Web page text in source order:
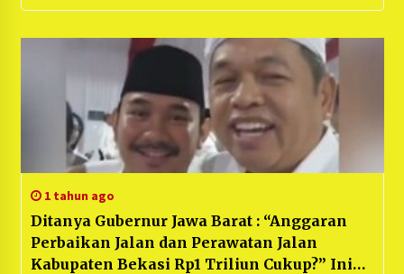
1 tahun ago
Ditanya Gubernur Jawa Barat : “Anggaran
Perbaikan Jalan dan Perawatan Jalan
Kabupaten Bekasi Rp1 Triliun Cukup?” Ini